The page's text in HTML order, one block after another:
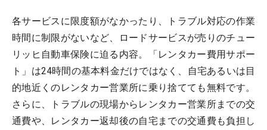
各サービスに限度額がなかったり、トラブル対応の作業
時間に制限がないなど、ロードサービスが売りのチュー
リッヒ自動車保険に迫る内容。「レンタカー費用サポー
ト」は24時間の基本料金だけではなく、自宅あるいは目
的地近くのレンタカー営業所に乗り捨てても無料です。
さらに、トラブルの現場からレンタカー営業所までの交
通費や、レンタカー返却後の自宅までの交通費も負担し